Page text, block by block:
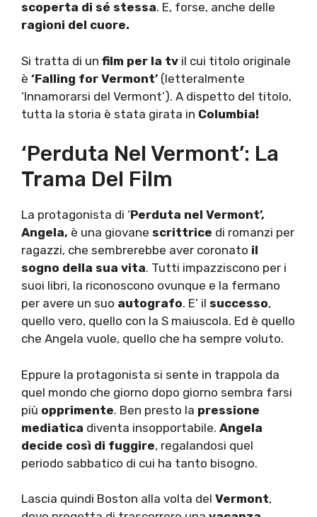
scoperta di sé stessa. E, forse, anche delle
ragioni del cuore.
Si tratta di un film per la tv il cui titolo originale
è ‘Falling for Vermont’ (letteralmente
‘Innamorarsi del Vermont’). A dispetto del titolo,
tutta la storia è stata girata in Columbia!
‘Perduta Nel Vermont’: La
Trama Del Film
La protagonista di ‘Perduta nel Vermont’,
Angela, è una giovane scrittrice di romanzi per
ragazzi, che sembrerebbe aver coronato il
sogno della sua vita. Tutti impazziscono per i
suoi libri, la riconoscono ovunque e la fermano
per avere un suo autografo. E’ il successo,
quello vero, quello con la S maiuscola. Ed è quello
che Angela vuole, quello che ha sempre voluto.
Eppure la protagonista si sente in trappola da
quel mondo che giorno dopo giorno sembra farsi
più opprimente. Ben presto la pressione
mediatica diventa insopportabile. Angela
decide così di fuggire, regalandosi quel
periodo sabbatico di cui ha tanto bisogno.
Lascia quindi Boston alla volta del Vermont,